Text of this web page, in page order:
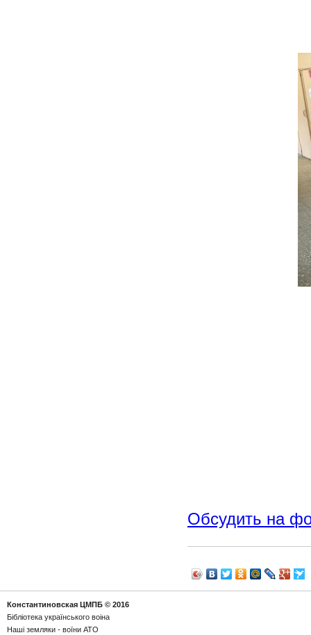
Обсудить на
Константиновская ЦМПБ © 2016
Бібліотека українського воіна
Наші земляки - воїни АТО